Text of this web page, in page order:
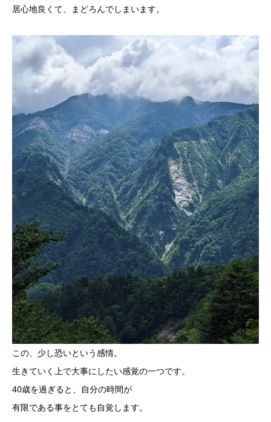
居心地良くて、まどろんでしまいます。
この、少し恐いという感情。
生きていく上で大事にしたい感覚の一つです。
40歳を過ぎると、自分の時間が
有限である事をとても自覚します。